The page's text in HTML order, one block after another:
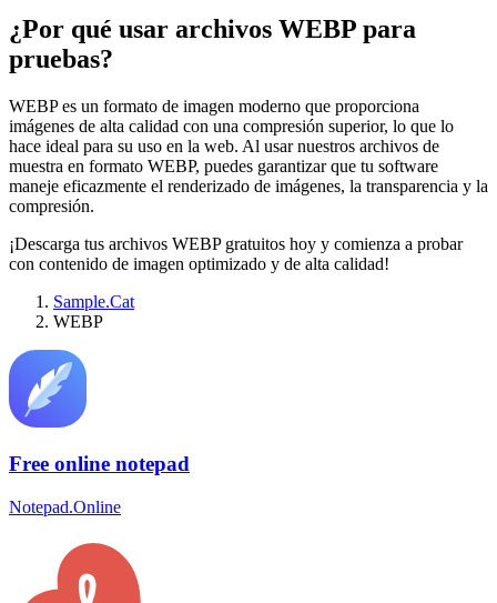
¿Por qué usar archivos WEBP para
pruebas?
WEBP es un formato de imagen moderno que proporciona
imágenes de alta calidad con una compresión superior, lo que lo
hace ideal para su uso en la web. Al usar nuestros archivos de
muestra en formato WEBP, puedes garantizar que tu software
maneje eficazmente el renderizado de imágenes, la transparencia y la
compresión.
¡Descarga tus archivos WEBP gratuitos hoy y comienza a probar
con contenido de imagen optimizado y de alta calidad!
Sample.Cat
WEBP
Free online notepad
Notepad.Online